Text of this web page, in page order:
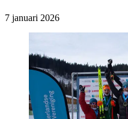
7 januari 2026